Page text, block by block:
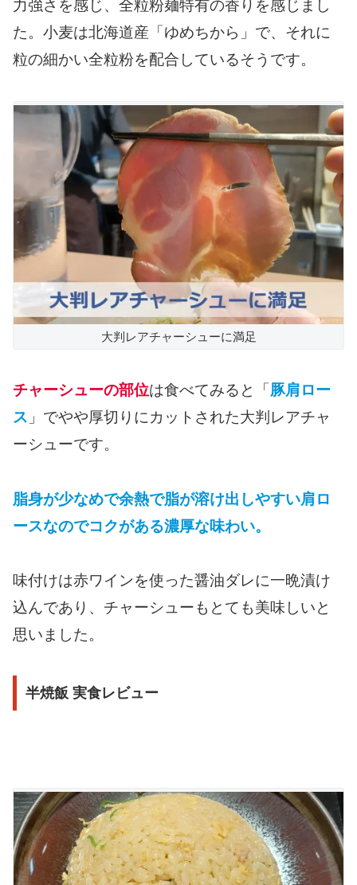
力強さを感じ、全粒粉麺特有の香りを感じまし
た。小麦は北海道産「ゆめちから」で、それに
粒の細かい全粒粉を配合しているそうです。
大判レアチャーシューに満足
チャーシューの部位は食べてみると「 豚肩ロー
ス 」でやや厚切りにカットされた大判レアチャ
ーシューです。
脂身が少なめで余熱で脂が溶け出しやすい肩ロ
ースなのでコクがある濃厚な味わい。
味付けは赤ワインを使った醤油ダレに一晩漬け
込んであり、チャーシューもとても美味しいと
思いました。
半焼飯 実食レビュー